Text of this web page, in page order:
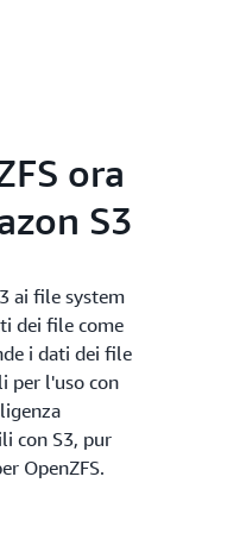
ora
S3
ai file system
dei file come
i dati dei file
per l'uso con
con S3, pur
OpenZFS.